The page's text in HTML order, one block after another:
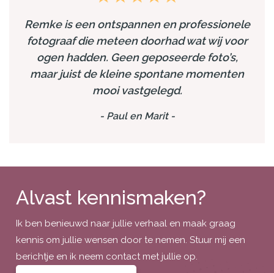
Remke is een ontspannen en professionele
fotograaf die meteen doorhad wat wij voor
ogen hadden. Geen geposeerde foto’s,
maar juist de kleine spontane momenten
mooi vastgelegd.
- Paul en Marit-
Alvast kennismaken?
Ik ben benieuwd naar jullie verhaal en maak graag
kennis om jullie wensen door te nemen. Stuur mij een
berichtje en ik neem contact met jullie op.